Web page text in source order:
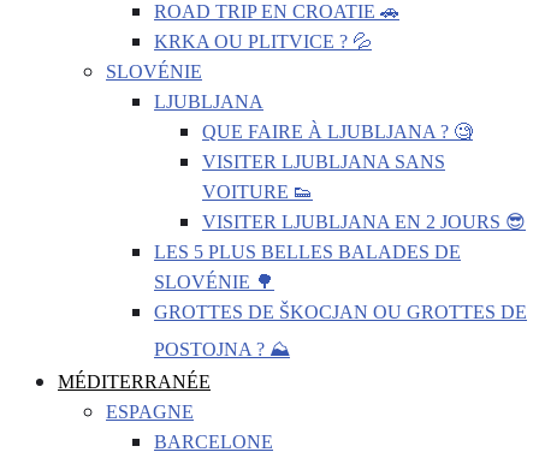
ROAD TRIP EN CROATIE 🚗
KRKA OU PLITVICE ? 💦
SLOVÉNIE
LJUBLJANA
QUE FAIRE À LJUBLJANA ? 🧐
VISITER LJUBLJANA SANS
VOITURE 👟
VISITER LJUBLJANA EN 2 JOURS 😎
LES 5 PLUS BELLES BALADES DE
SLOVÉNIE 🌳
GROTTES DE ŠKOCJAN OU GROTTES DE
POSTOJNA ? ⛰️
MÉDITERRANÉE
ESPAGNE
BARCELONE